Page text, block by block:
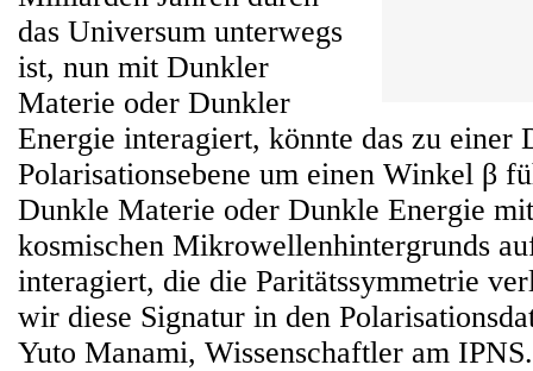
das Universum unterwegs
ist, nun mit Dunkler
Materie oder Dunkler
Energie interagiert, könnte das zu einer
Polarisationsebene um einen Winkel β
Dunkle Materie oder Dunkle Energie
kosmischen Mikrowellenhintergrunds
interagiert, die die Paritätssymmetrie
wir diese Signatur in den
Yuto Manami, Wissenschaftler am IPNS.